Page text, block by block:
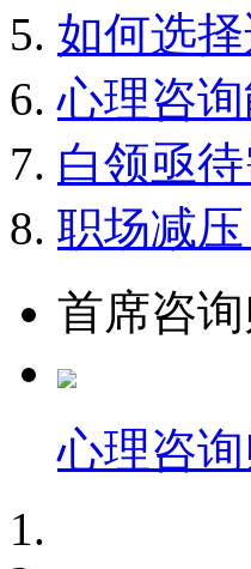
如何选
心理咨
白领亟
职场减
首席咨
心理咨